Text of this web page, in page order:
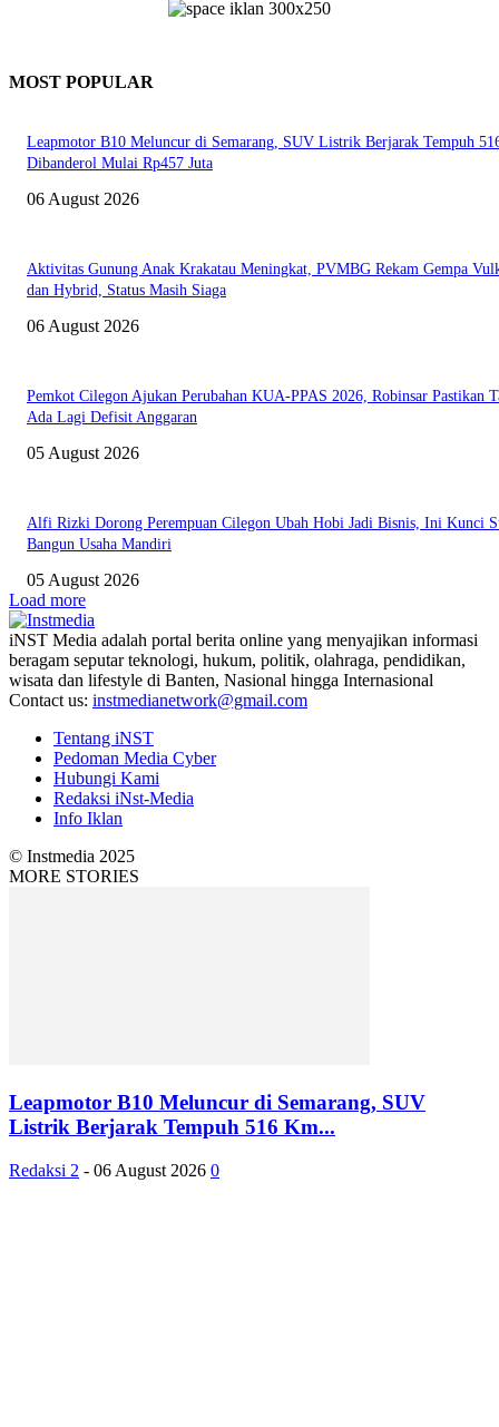
MOST POPULAR
Leapmotor B10 Meluncur di Semarang, SUV Listrik Berjarak Tempuh
Dibanderol Mulai Rp457 Juta
06 August 2026
Aktivitas Gunung Anak Krakatau Meningkat, PVMBG Rekam Gempa
dan Hybrid, Status Masih Siaga
06 August 2026
Pemkot Cilegon Ajukan Perubahan KUA-PPAS 2026, Robinsar Pastikan
Ada Lagi Defisit Anggaran
05 August 2026
Alfi Rizki Dorong Perempuan Cilegon Ubah Hobi Jadi Bisnis, Ini Kunci
Bangun Usaha Mandiri
05 August 2026
Load more
iNST Media adalah portal berita online yang menyajikan informasi
beragam seputar teknologi, hukum, politik, olahraga, pendidikan,
wisata dan lifestyle di Banten, Nasional hingga Internasional
Contact us: instmedianetwork@gmail.com
Tentang iNST
Pedoman Media Cyber
Hubungi Kami
Redaksi iNst-Media
Info Iklan
© Instmedia 2025
MORE STORIES
Leapmotor B10 Meluncur di Semarang, SUV
Listrik Berjarak Tempuh 516 Km...
Redaksi 2 - 06 August 2026 0